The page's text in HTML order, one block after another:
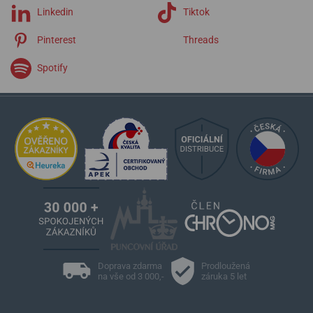
Linkedin Tiktok
Pinterest Threads
Spotify
Doprava zdarma
na vše od 3 000,-
Prodloužená
záruka 5 let